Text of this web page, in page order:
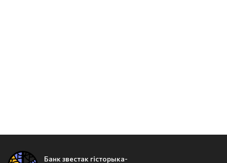
Банк звестак гісторыка-